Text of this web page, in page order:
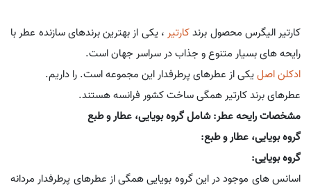
کارتیر الیگرس محصول برندکارتیر ، یکی از بهترین برندهای سازنده عطر با
رایحه های بسیار متنوع و جذاب در سراسر جهان است.
ادکلن اصلیکی از عطرهای پرطرفدار این مجموعه است. را داریم.
عطرهای برند کارتیر همگی ساخت کشور فرانسه هستند.
مشخصات رایحه عطر: شامل گروه بویایی، عطار و طبع
گروه بویایی، عطار و طبع:
گروه بویایی:
اسانس های موجود در این گروه بویایی همگی از عطرهای پرطرفدار مردانه